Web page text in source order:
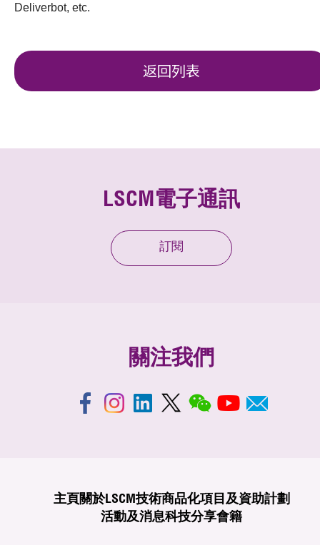
Deliverbot, etc.
返回列表
LSCM電子通訊
訂閱
關注我們
主頁 關於LSCM技術商品化項目及資助計劃
活動及消息科技分享會籍